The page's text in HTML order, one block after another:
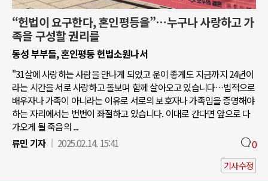
“헌법이 요구한다, 혼인평등을”…누구나 사랑하고 가
족을 구성할 권리를
동성 부부들, 혼인평등 헌법소원나서
"31살에 사랑하는 사람을 만나게 되었고 운이 좋게도 지금까지 24년이
라는 시간을 서로 사랑하고 돌보며 함께 살아오고 있습니다…법적으로
배우자나 가족이 아니라는 이유로 서로의 보호자나 가족임을 증명해야
하는 자리에서는 번번이 좌절하고 있습니다. 이대로 간다면 앞으로 다
가오게 될 죽음의 ...
류민 기자
2025.02.14. 15:41 0
기사수정